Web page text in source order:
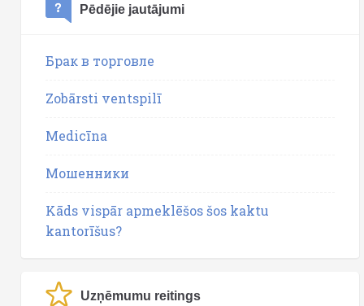
Pēdējie jautājumi
Брак в торговле
Zobārsti ventspilī
Medicīna
Мошенники
Kāds vispār apmeklēšos šos kaktu
kantorīšus?
Uzņēmumu reitings